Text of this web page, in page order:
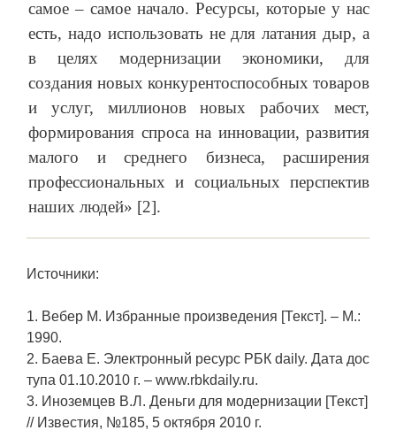
самое – самое начало. Ресурсы, которые у нас
есть, надо использовать не для латания дыр, а
в целях модернизации экономики, для
создания новых конкурентоспособных товаров
и услуг, миллионов новых рабочих мест,
формирования спроса на инновации, развития
малого и среднего бизнеса, расширения
профессиональных и социальных перспектив
наших людей» [2].
Источники:
1. Вебер М. Избранные произведения [Текст]. – М.:
1990.
2. Баева Е. Электронный ресурс РБК daily. Дата дос
тупа 01.10.2010 г. – www.rbkdaily.ru.
3. Иноземцев В.Л. Деньги для модернизации [Текст]
// Известия, №185, 5 октября 2010 г.